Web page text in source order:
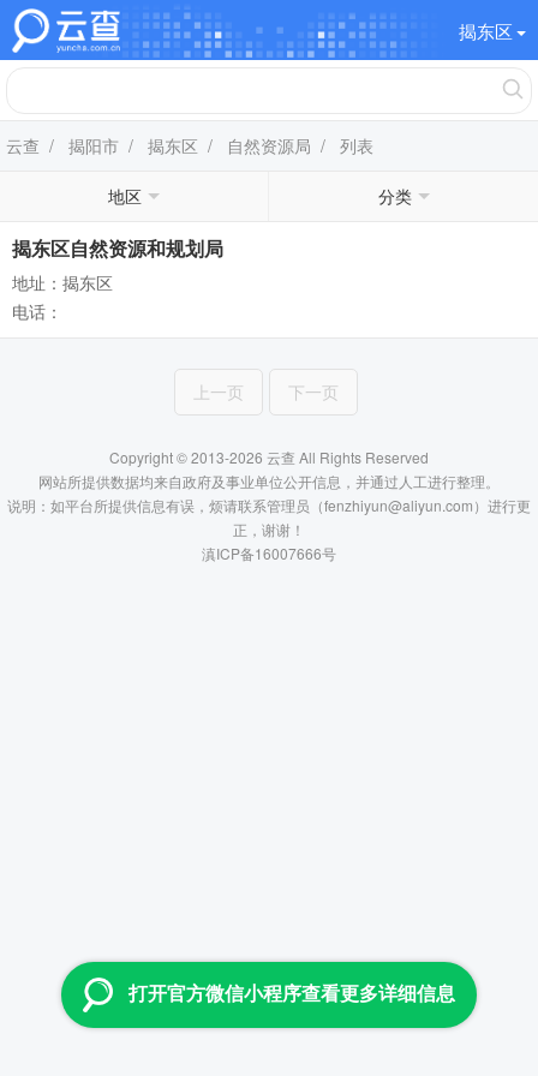
揭东区
云查 / 揭阳市 / 揭东区 / 自然资源局 / 列表
地区 分类
揭东区自然资源和规划局
地址：揭东区
电话：
上一页 下一页
Copyright © 2013-2026 云查 All Rights Reserved
网站所提供数据均来自政府及事业单位公开信息，并通过人工进行整理。
说明：如平台所提供信息有误，烦请联系管理员（fenzhiyun@aliyun.com）进行更
正，谢谢！
滇ICP备16007666号
打开官方微信小程序查看更多详细信息